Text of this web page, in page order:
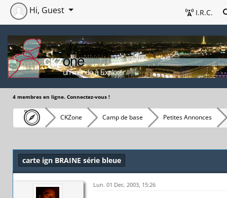
I.R.C.
Hi, Guest
4 membres en ligne. Connectez-vous !
CKZone Camp de base Petites Annonces
carte ign BRAINE série bleue
Lun. 01 Dec. 2003, 15:26